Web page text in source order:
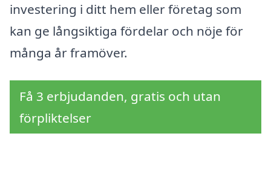
investering i ditt hem eller företag som
kan ge långsiktiga fördelar och nöje för
många år framöver.
Få 3 erbjudanden, gratis och utan
förpliktelser